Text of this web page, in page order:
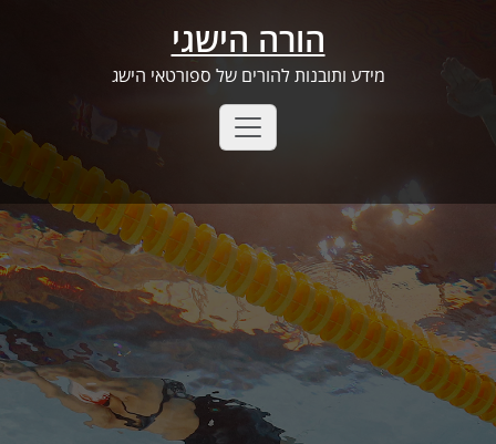
content
הורה הישגי
מידע ותובנות להורים של ספורטאי הישג